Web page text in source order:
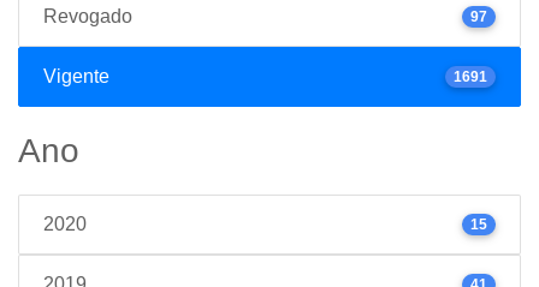
Revogado 97
Vigente 1691
Ano
2020 15